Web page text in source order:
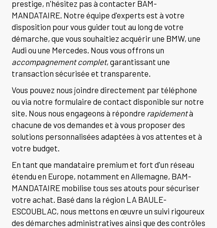
prestige, n'hésitez pas à contacter BAM-
MANDATAIRE. Notre équipe d'experts est à votre
disposition pour vous guider tout au long de votre
démarche, que vous souhaitiez acquérir une BMW, une
Audi ou une Mercedes. Nous vous offrons un
accompagnement complet, garantissant une
transaction sécurisée et transparente.
Vous pouvez nous joindre directement par téléphone
ou via notre formulaire de contact disponible sur notre
site. Nous nous engageons à répondre rapidementà
chacune de vos demandes et à vous proposer des
solutions personnalisées adaptées à vos attentes et à
votre budget.
En tant que mandataire premium et fort d'un réseau
étendu en Europe, notamment en Allemagne, BAM-
MANDATAIRE mobilise tous ses atouts pour sécuriser
votre achat. Basé dans la région LA BAULE-
ESCOUBLAC, nous mettons en œuvre un suivi rigoureux
des démarches administratives ainsi que des contrôles